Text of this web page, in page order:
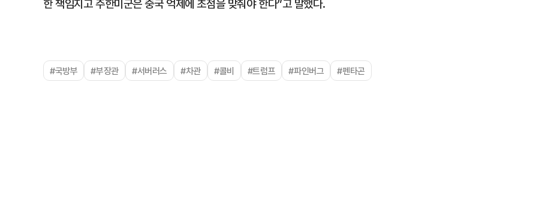
한 책임지고 주한미군은 중국 억제에 초점을 맞춰야 한다”고 말했다.
#국방부 #부장관 #서버러스 #차관 #콜비 #트럼프 #파인버그 #펜타곤